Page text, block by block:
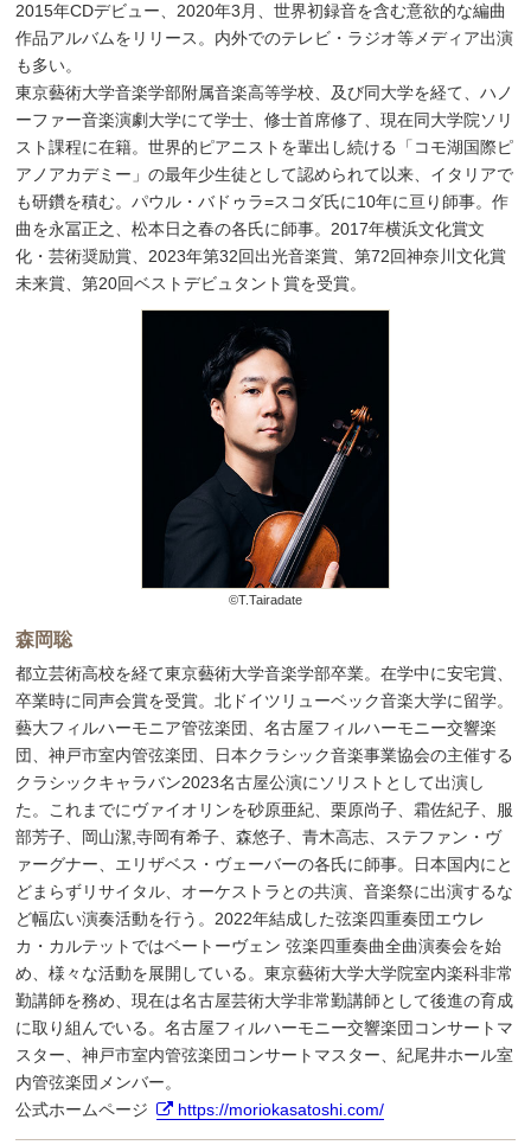
2015年CDデビュー、2020年3月、世界初録音を含む意欲的な編曲
作品アルバムをリリース。内外でのテレビ・ラジオ等メディア出演
も多い。
東京藝術大学音楽学部附属音楽高等学校、及び同大学を経て、ハノ
ーファー音楽演劇大学にて学士、修士首席修了、現在同大学院ソリ
スト課程に在籍。世界的ピアニストを輩出し続ける「コモ湖国際ピ
アノアカデミー」の最年少生徒として認められて以来、イタリアで
も研鑽を積む。パウル・バドゥラ=スコダ氏に10年に亘り師事。作
曲を永冨正之、松本日之春の各氏に師事。2017年横浜文化賞文
化・芸術奨励賞、2023年第32回出光音楽賞、第72回神奈川文化賞
未来賞、第20回ベストデビュタント賞を受賞。
©T.Tairadate
森岡聡
都立芸術高校を経て東京藝術大学音楽学部卒業。在学中に安宅賞、
卒業時に同声会賞を受賞。北ドイツリューベック音楽大学に留学。
藝大フィルハーモニア管弦楽団、名古屋フィルハーモニー交響楽
団、神戸市室内管弦楽団、日本クラシック音楽事業協会の主催する
クラシックキャラバン2023名古屋公演にソリストとして出演し
た。これまでにヴァイオリンを砂原亜紀、栗原尚子、霜佐紀子、服
部芳子、岡山潔,寺岡有希子、森悠子、青木高志、ステファン・ヴ
ァーグナー、エリザベス・ヴェーバーの各氏に師事。日本国内にと
どまらずリサイタル、オーケストラとの共演、音楽祭に出演するな
ど幅広い演奏活動を行う。2022年結成した弦楽四重奏団エウレ
カ・カルテットではベートーヴェン 弦楽四重奏曲全曲演奏会を始
め、様々な活動を展開している。東京藝術大学大学院室内楽科非常
勤講師を務め、現在は名古屋芸術大学非常勤講師として後進の育成
に取り組んでいる。名古屋フィルハーモニー交響楽団コンサートマ
スター、神戸市室内管弦楽団コンサートマスター、紀尾井ホール室
内管弦楽団メンバー。
公式ホームページ
https://moriokasatoshi.com/